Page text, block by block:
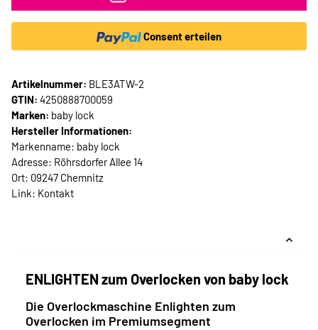
Consent erteilen
Artikelnummer: BLE3ATW-2
GTIN: 4250888700059
Marken: baby lock
Hersteller Informationen:
Markenname: baby lock
Adresse: Röhrsdorfer Allee 14
Ort: 09247 Chemnitz
Link: Kontakt
ENLIGHTEN zum Overlocken von baby lock
Die Overlockmaschine Enlighten zum
Overlocken im Premiumsegment